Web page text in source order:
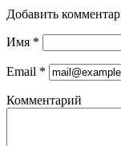
Добавить
Имя *
Email *
Комментарий